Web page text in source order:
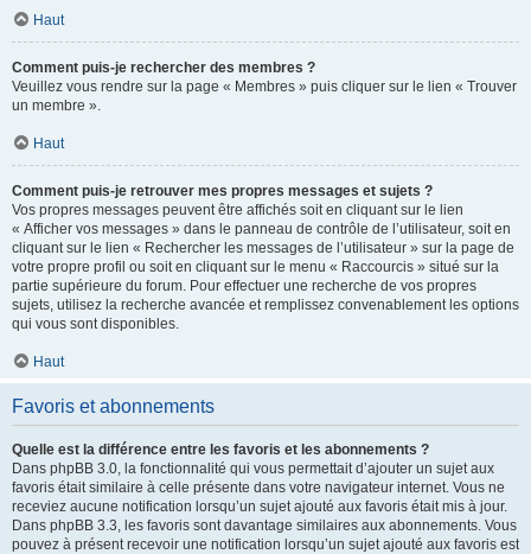
Haut
Comment puis-je rechercher des membres ?
Veuillez vous rendre sur la page « Membres » puis cliquer sur le lien « Trouver
un membre ».
Haut
Comment puis-je retrouver mes propres messages et sujets ?
Vos propres messages peuvent être affichés soit en cliquant sur le lien
« Afficher vos messages » dans le panneau de contrôle de l’utilisateur, soit en
cliquant sur le lien « Rechercher les messages de l’utilisateur » sur la page de
votre propre profil ou soit en cliquant sur le menu « Raccourcis » situé sur la
partie supérieure du forum. Pour effectuer une recherche de vos propres
sujets, utilisez la recherche avancée et remplissez convenablement les options
qui vous sont disponibles.
Haut
Favoris et abonnements
Quelle est la différence entre les favoris et les abonnements ?
Dans phpBB 3.0, la fonctionnalité qui vous permettait d’ajouter un sujet aux
favoris était similaire à celle présente dans votre navigateur internet. Vous ne
receviez aucune notification lorsqu’un sujet ajouté aux favoris était mis à jour.
Dans phpBB 3.3, les favoris sont davantage similaires aux abonnements. Vous
pouvez à présent recevoir une notification lorsqu’un sujet ajouté aux favoris est